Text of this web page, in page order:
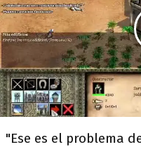
"Ese es el problema